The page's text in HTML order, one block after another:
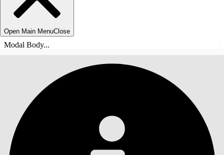
Open Main MenuClose
Modal Body...
目錄